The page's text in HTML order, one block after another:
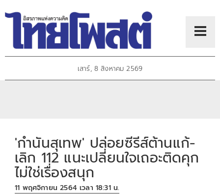
เสาร์, 8 สิงหาคม 2569
'กำนันสุเทพ' ปล่อยซีรีส์ต้านแก้-
เลิก 112 แนะเปลี่ยนใจเถอะติดคุก
ไม่ใช่เรื่องสนุก
11 พฤศจิกายน 2564 เวลา 18:31 น.